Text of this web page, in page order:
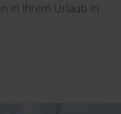
in Ihrem Urlaub in